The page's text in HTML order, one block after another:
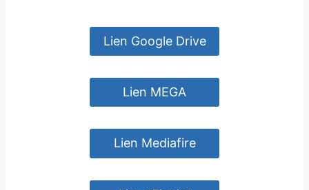
Lien Google Drive
Lien MEGA
Lien Mediafire